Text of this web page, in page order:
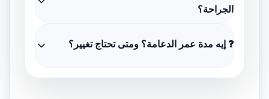
الجراحة؟
❓ إيه مدة عمر الدعامة؟ ومتى تحتاج تغيير؟